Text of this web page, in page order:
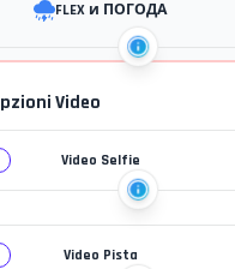
FLEX и ПОГОДА
Video
Video Selfie
Video Pista